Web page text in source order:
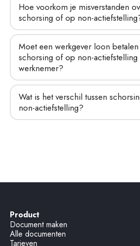
Hoe voorkom je misverstanden
schorsing of op non-
Moet een werkgever loon
schorsing of op non-actiefstelling
werknemer?
Wat is het verschil tussen
non-actiefstelling?
Product
Document maken
Alle documenten
Tarieven